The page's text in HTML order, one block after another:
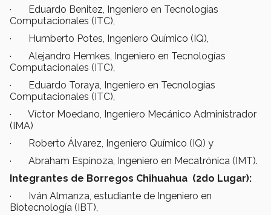
· Eduardo Benitez, Ingeniero en Tecnologías
Computacionales (ITC),
· Humberto Potes, Ingeniero Químico (IQ),
· Alejandro Hemkes, Ingeniero en Tecnologías
Computacionales (ITC),
· Eduardo Toraya, Ingeniero en Tecnologías
Computacionales (ITC),
· Víctor Moedano, Ingeniero Mecánico Administrador
(IMA)
· Roberto Álvarez, Ingeniero Químico (IQ) y
· Abraham Espinoza, Ingeniero en Mecatrónica (IMT).
Integrantes de Borregos Chihuahua (2do Lugar):
· Iván Almanza, estudiante de Ingeniero en
Biotecnología (IBT),